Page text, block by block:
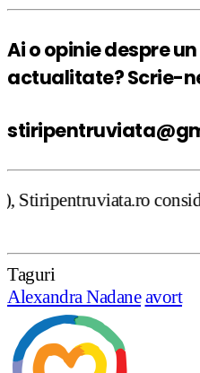
Ai o opinie despre
actualitate? Scrie-
consideră că
Taguri
Alexandra Nadane avort